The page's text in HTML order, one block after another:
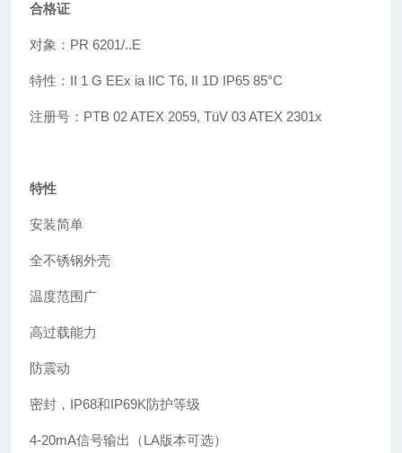
合格证
对象：PR 6201/..E
特性： II 1 G EEx ia IIC T6, II 1D IP65 85°C
注册号 ： PTB 02 ATEX 2059, TüV 03 ATEX 2301x
特性
安装简单
全不锈钢外壳
温度范围广
高过载能力
防震动
密封，IP68和IP69K防护等级
4-20mA信号输出（LA版本可选）